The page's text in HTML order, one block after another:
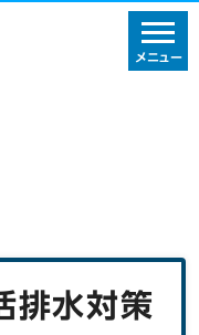
メニュー
排水対策